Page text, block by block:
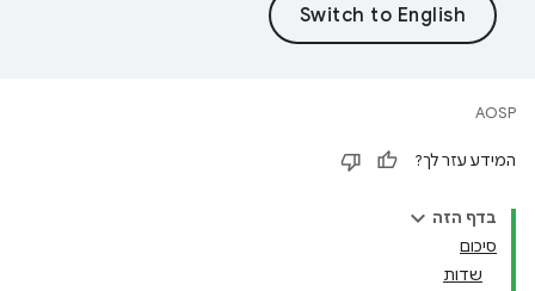
AOSP
המידע עזר לך?
בדף הזה
סיכום
שדות